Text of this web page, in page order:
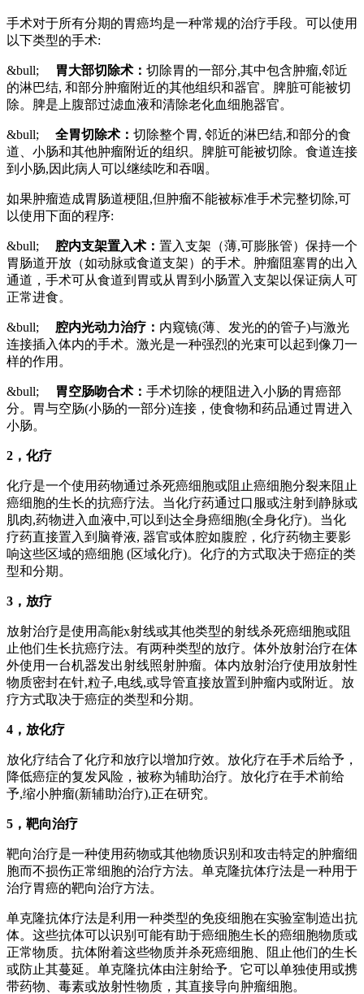
手术对于所有分期的胃癌均是一种常规的治疗手段。可以使用
以下类型的手术:
&bull; 胃大部切除术： 切除胃的一部分,其中包含肿瘤,邻近
的淋巴结, 和部分肿瘤附近的其他组织和器官。脾脏可能被切
除。脾是上腹部过滤血液和清除老化血细胞器官。
&bull; 全胃切除术： 切除整个胃, 邻近的淋巴结,和部分的食
道、小肠和其他肿瘤附近的组织。脾脏可能被切除。食道连接
到小肠,因此病人可以继续吃和吞咽。
如果肿瘤造成胃肠道梗阻,但肿瘤不能被标准手术完整切除,可
以使用下面的程序:
&bull; 腔内支架置入术： 置入支架（薄,可膨胀管）保持一个
胃肠道开放（如动脉或食道支架）的手术。肿瘤阻塞胃的出入
通道，手术可从食道到胃或从胃到小肠置入支架以保证病人可
正常进食。
&bull; 腔内光动力治疗： 内窥镜(薄、发光的的管子)与激光
连接插入体内的手术。激光是一种强烈的光束可以起到像刀一
样的作用。
&bull; 胃空肠吻合术： 手术切除的梗阻进入小肠的胃癌部
分。胃与空肠(小肠的一部分)连接，使食物和药品通过胃进入
小肠。
2 ，化疗
化疗是一个使用药物通过杀死癌细胞或阻止癌细胞分裂来阻止
癌细胞的生长的抗癌疗法。当化疗药通过口服或注射到静脉或
肌肉,药物进入血液中,可以到达全身癌细胞(全身化疗)。当化
疗药直接置入到脑脊液, 器官或体腔如腹腔，化疗药物主要影
响这些区域的癌细胞 (区域化疗)。化疗的方式取决于癌症的类
型和分期。
3 ，放疗
放射治疗是使用高能x射线或其他类型的射线杀死癌细胞或阻
止他们生长抗癌疗法。有两种类型的放疗。体外放射治疗在体
外使用一台机器发出射线照射肿瘤。体内放射治疗使用放射性
物质密封在针,粒子,电线,或导管直接放置到肿瘤内或附近。放
疗方式取决于癌症的类型和分期。
4 ，放化疗
放化疗结合了化疗和放疗以增加疗效。放化疗在手术后给予，
降低癌症的复发风险，被称为辅助治疗。放化疗在手术前给
予,缩小肿瘤(新辅助治疗),正在研究。
5 ，靶向治疗
靶向治疗是一种使用药物或其他物质识别和攻击特定的肿瘤细
胞而不损伤正常细胞的治疗方法。单克隆抗体疗法是一种用于
治疗胃癌的靶向治疗方法。
单克隆抗体疗法是利用一种类型的免疫细胞在实验室制造出抗
体。这些抗体可以识别可能有助于癌细胞生长的癌细胞物质或
正常物质。抗体附着这些物质并杀死癌细胞、阻止他们的生长
或防止其蔓延。单克隆抗体由注射给予。它可以单独使用或携
带药物、毒素或放射性物质，其直接导向肿瘤细胞。